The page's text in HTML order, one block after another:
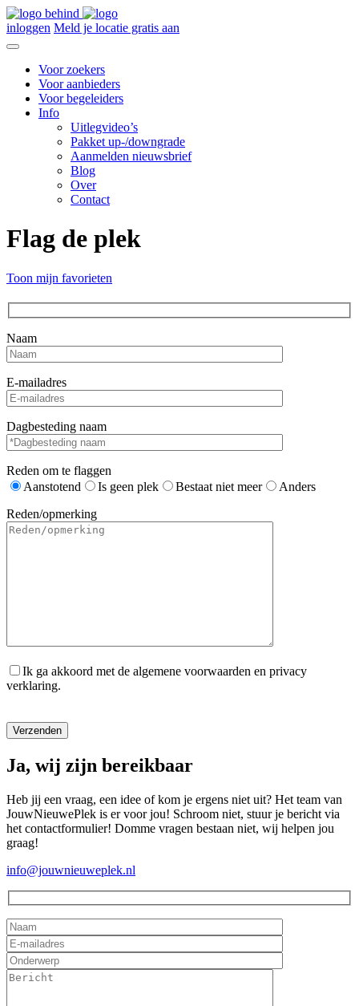
inloggen Meld je locatie gratis aan
Voor zoekers
Voor aanbieders
Voor begeleiders
Info
Uitlegvideo’s
Pakket up-/downgrade
Aanmelden nieuwsbrief
Blog
Over
Contact
Flag de plek
Toon mijn favorieten
Naam
E-mailadres
Dagbesteding naam
Reden om te flaggen
Aanstotend
Is geen plek Bestaat niet meer
Anders
Reden/opmerking
Ik ga akkoord met de algemene voorwaarden en privacy
verklaring.
Ja, wij zijn bereikbaar
Heb jij een vraag, een idee of kom je ergens niet uit? Het team van
JouwNieuwePlek is er voor jou! Schroom niet, stuur je bericht via
het contactformulier! Domme vragen bestaan niet, wij helpen jou
graag!
info@jouwnieuweplek.nl